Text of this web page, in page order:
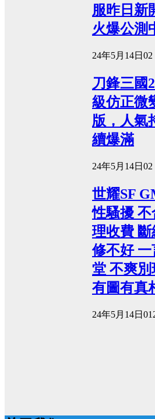
服昨日新
火爆公測
24年5月14日 02
刀鋒三國
級仿正微
版，人氣
續爆滿
24年5月14日 02
世耀SF
性騷擾 不
理收費 斷
修不好 一
堂 不爽別
有圖有真
24年5月14日 0